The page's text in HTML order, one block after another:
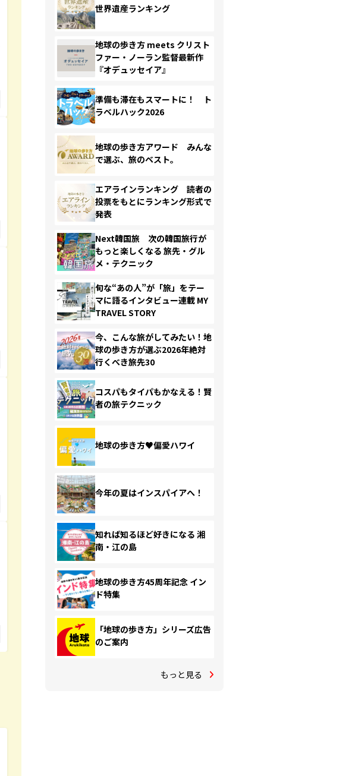
世界遺産ランキング
地球の歩き方 meets クリスト
ファー・ノーラン監督最新作
『オデュッセイア』
準備も滞在もスマートに！ ト
ラベルハック2026
地球の歩き方アワード みんな
で選ぶ、旅のベスト。
エアラインランキング 読者の
投票をもとにランキング形式で
発表
Next韓国旅 次の韓国旅行が
もっと楽しくなる 旅先・グル
メ・テクニック
旬な“あの人”が「旅」をテー
マに語るインタビュー連載 MY
TRAVEL STORY
今、こんな旅がしてみたい！地
球の歩き方が選ぶ2026年絶対
行くべき旅先30
コスパもタイパもかなえる！賢
者の旅テクニック
地球の歩き方♥偏愛ハワイ
今年の夏はインスパイアへ！
知れば知るほど好きになる 湘
南・江の島
地球の歩き方45周年記念 イン
ド特集
「地球の歩き方」シリーズ広告
のご案内
もっと見る